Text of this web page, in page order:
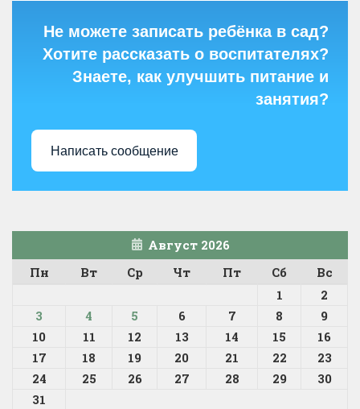
Не можете записать ребёнка в сад?
Хотите рассказать о воспитателях?
Знаете, как улучшить питание и
занятия?
Написать сообщение
Август 2026
Пн
Вт Ср Чт Пт Сб
Вс
1
2
3
4 5 6 7 8
9
10
11 12 13 14 15
16
17
18 19 20 21 22
23
24
25 26 27 28 29
30
31